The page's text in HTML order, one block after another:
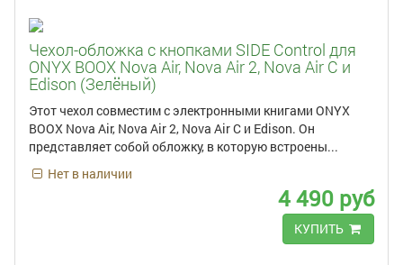
Чехол-обложка с кнопками SIDE Control для
ONYX BOOX Nova Air, Nova Air 2, Nova Air C и
Edison (Зелёный)
Этот чехол совместим с электронными книгами ONYX
BOOX Nova Air, Nova Air 2, Nova Air C и Edison. Он
представляет собой обложку, в которую встроены...
Нет в наличии
4 490 руб
КУПИТЬ